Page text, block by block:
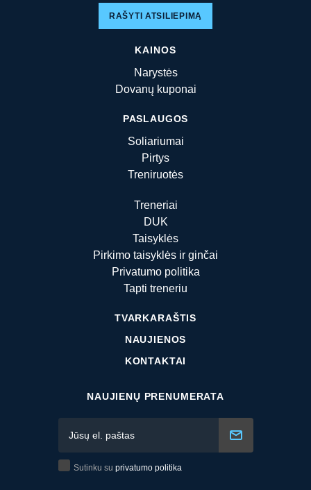
RAŠYTI ATSILIEPIMĄ
KAINOS
Narystės
Dovanų kuponai
PASLAUGOS
Soliariumai
Pirtys
Treniruotės
Treneriai
DUK
Taisyklės
Pirkimo taisyklės ir ginčai
Privatumo politika
Tapti treneriu
TVARKARAŠTIS
NAUJIENOS
KONTAKTAI
NAUJIENŲ PRENUMERATA
Sutinku su privatumo politika